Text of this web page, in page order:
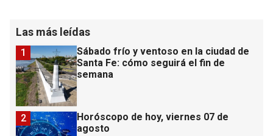
Las más leídas
Sábado frío y ventoso en la ciudad de
Santa Fe: cómo seguirá el fin de
semana
1
Horóscopo de hoy, viernes 07 de
agosto
2